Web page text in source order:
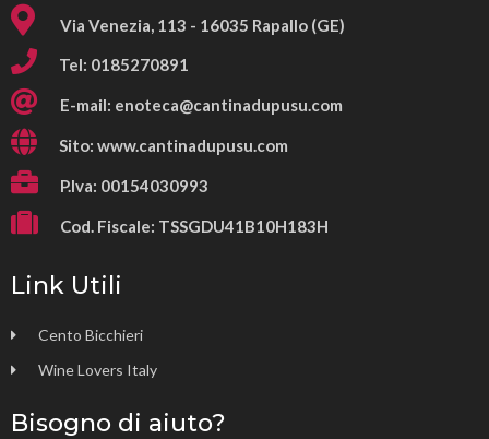
Via Venezia, 113 - 16035 Rapallo (GE)
Tel: 0185270891
E-mail: enoteca@cantinadupusu.com
Sito: www.cantinadupusu.com
P.Iva: 00154030993
Cod. Fiscale: TSSGDU41B10H183H
Link Utili
Cento Bicchieri
Wine Lovers Italy
Bisogno di aiuto?